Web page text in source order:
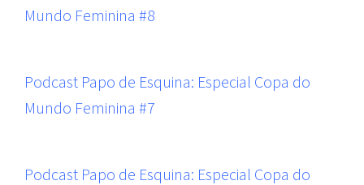
Mundo Feminina #8
Podcast Papo de Esquina: Especial Copa do
Mundo Feminina #7
Podcast Papo de Esquina: Especial Copa do